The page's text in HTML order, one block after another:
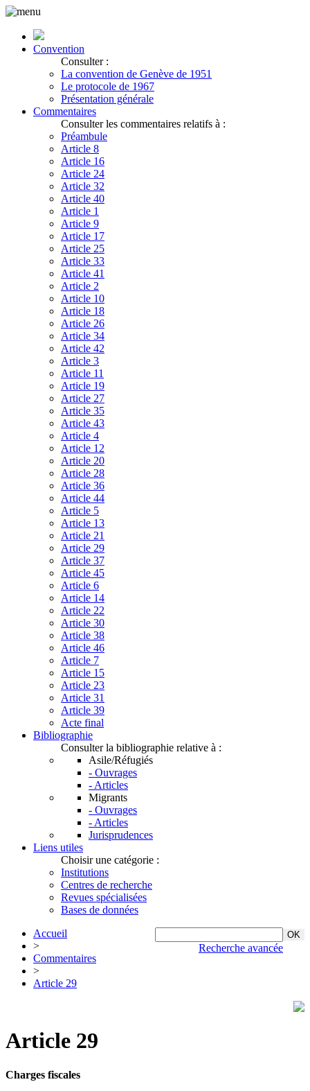
Convention
Consulter :
La convention de Genève de 1951
Le protocole de 1967
Présentation générale
Commentaires
Consulter les commentaires relatifs à :
Préambule
Article 8
Article 16
Article 24
Article 32
Article 40
Article 1
Article 9
Article 17
Article 25
Article 33
Article 41
Article 2
Article 10
Article 18
Article 26
Article 34
Article 42
Article 3
Article 11
Article 19
Article 27
Article 35
Article 43
Article 4
Article 12
Article 20
Article 28
Article 36
Article 44
Article 5
Article 13
Article 21
Article 29
Article 37
Article 45
Article 6
Article 14
Article 22
Article 30
Article 38
Article 46
Article 7
Article 15
Article 23
Article 31
Article 39
Acte final
Bibliographie
Consulter la bibliographie relative à :
Asile/Réfugiés
- Ouvrages
- Articles
Migrants
- Ouvrages
- Articles
Jurisprudences
Liens utiles
Choisir une catégorie :
Institutions
Centres de recherche
Revues spécialisées
Bases de données
Recherche avancée
Accueil
>
Commentaires
>
Article 29
Article 29
Charges fiscales